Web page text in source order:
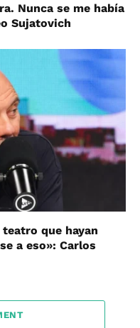
Nunca se me había
Sujatovich
que hayan
a eso»: Carlos